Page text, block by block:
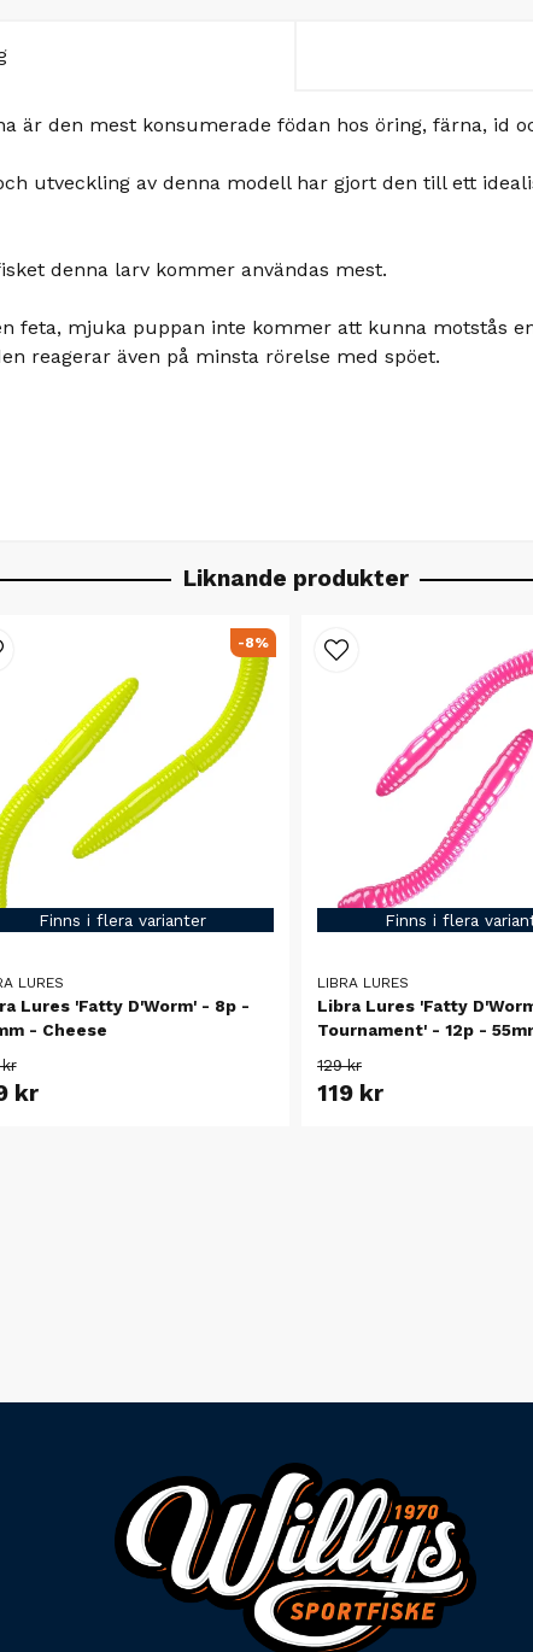
är den mest konsumerade födan hos öring, färna, id
utveckling av denna modell har gjort den till ett
denna larv kommer användas mest.
feta, mjuka puppan inte kommer att kunna motstås
reagerar även på minsta rörelse med spöet.
Liknande produkter
Finns i flera varianter
LURES
Lures 'Fatty D'Worm' - 8p -
- Cheese
kr
kr
-8%
Finns i flera
LIBRA LURES
Libra Lures 'Fatty
Tournament' - 12p -
129 kr
119 kr